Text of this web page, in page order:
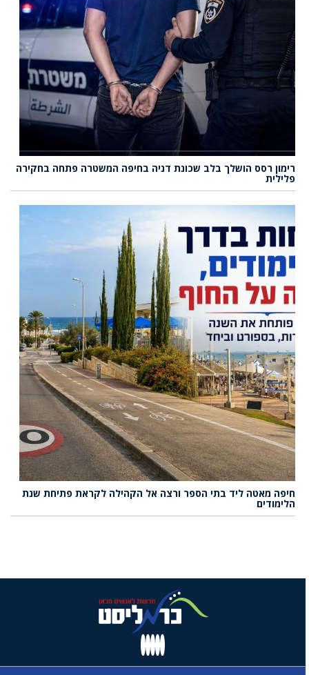
רימון רסס הושלך בלב שכונת דניה בחיפה המשטרה פתחה בחקירה
פלילית
חיפה מאטה ליד בתי הספר ורצה אל הקהילה לקראת פתיחת שנת
הלימודים